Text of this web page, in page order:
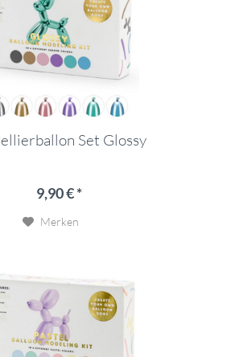
Set Glossy
9,90 € *
Merken